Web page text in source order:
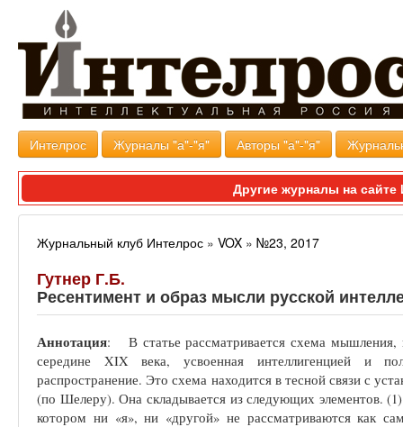
Интелрос Журналы "а"-"я" Авторы "а"-"я"
Другие журналы на
Журнальный клуб Интелрос » VOX » №23, 2017
Гутнер Г.Б.
Ресентимент и образ мысли русской
Аннотация: В статье рассматривается схема мышления,
середине XIX века, усвоенная интеллигенцией и
распространение. Это схема находится в тесной связи с
(по Шелеру). Она складывается из следующих элементов.
котором ни «я», ни «другой» не рассматриваются как